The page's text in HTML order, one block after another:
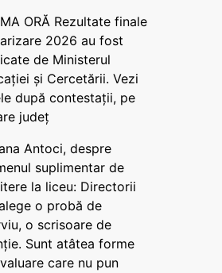
ORĂ Rezultate finale
2026 au fost
de Ministerul
și Cercetării. Vezi
după contestații, pe
județ
Antoci, despre
suplimentar de
la liceu: Directorii
o probă de
o scrisoare de
Sunt atâtea forme
care nu pun